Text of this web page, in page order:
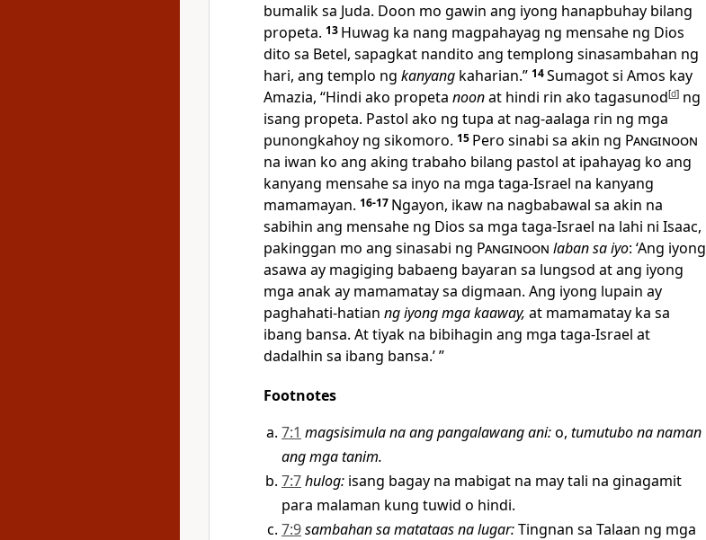
bumalik sa Juda. Doon mo gawin ang iyong hanapbuhay bilang
propeta. 13 Huwag ka nang magpahayag ng mensahe ng Dios
dito sa Betel, sapagkat nandito ang templong sinasambahan ng
hari, ang templo ng kanyang kaharian.” 14Sumagot si Amos kay
Amazia, “Hindi ako propeta noonat hindi rin ako tagasunod[d] ng
isang propeta. Pastol ako ng tupa at nag-aalaga rin ng mga
punongkahoy ng sikomoro. 15 Pero sinabi sa akin ng Panginoon
na iwan ko ang aking trabaho bilang pastol at ipahayag ko ang
kanyang mensahe sa inyo na mga taga-Israel na kanyang
mamamayan. 16-17 Ngayon, ikaw na nagbabawal sa akin na
sabihin ang mensahe ng Dios sa mga taga-Israel na lahi ni Isaac,
pakinggan mo ang sinasabi ng Panginoon laban sa iyo: ‘Ang iyong
asawa ay magiging babaeng bayaran sa lungsod at ang iyong
mga anak ay mamamatay sa digmaan. Ang iyong lupain ay
paghahati-hatian ng iyong mga kaaway, at mamamatay ka sa
ibang bansa. At tiyak na bibihagin ang mga taga-Israel at
dadalhin sa ibang bansa.’ ”
Footnotes
7:1 magsisimula na ang pangalawang ani:o, tumutubo na naman
ang mga tanim.
7:7hulog: isang bagay na mabigat na may tali na ginagamit
para malaman kung tuwid o hindi.
7:9sambahan sa matataas na lugar:Tingnan sa Talaan ng mga